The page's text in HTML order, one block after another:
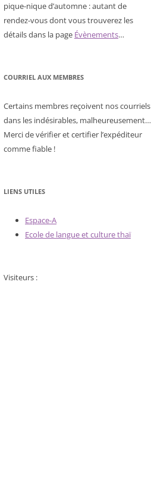
pique-nique d’automne : autant de
rendez-vous dont vous trouverez les
détails dans la page Évènements…
COURRIEL AUX MEMBRES
Certains membres reçoivent nos courriels
dans les indésirables, malheureusement…
Merci de vérifier et certifier l’expéditeur
comme fiable !
LIENS UTILES
Espace-A
Ecole de langue et culture thaï
Visiteurs :